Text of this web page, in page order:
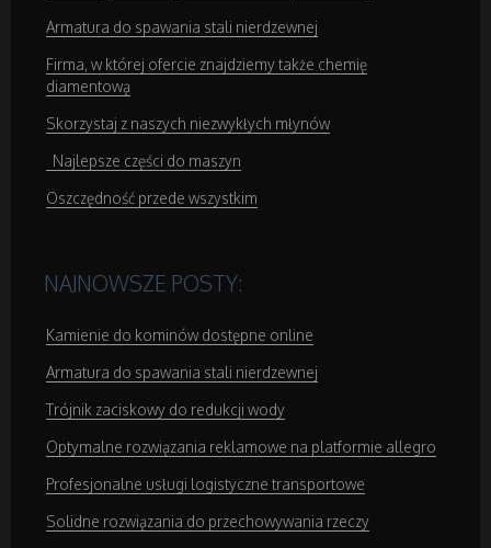
Armatura do spawania stali nierdzewnej
Firma, w której ofercie znajdziemy także chemię
diamentową
Skorzystaj z naszych niezwykłych młynów
Najlepsze części do maszyn
Oszczędność przede wszystkim
NAJNOWSZE POSTY:
Kamienie do kominów dostępne online
Armatura do spawania stali nierdzewnej
Trójnik zaciskowy do redukcji wody
Optymalne rozwiązania reklamowe na platformie allegro
Profesjonalne usługi logistyczne transportowe
Solidne rozwiązania do przechowywania rzeczy